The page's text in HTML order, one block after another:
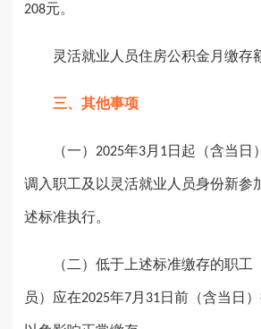
208元。
灵活就业人员住房公积金月缴存
三、其他事项
（一） 2025年3月 1日起（含当日
调入职工及以灵活就业人员身份新参
述标准执行。
（二）低于上述标准缴存的职工
员）应在2025年7月 31日前（含当日